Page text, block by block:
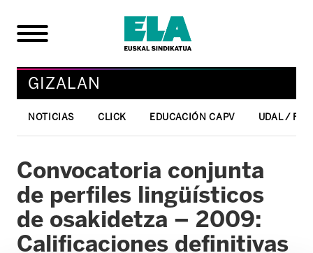
GIZALAN
NOTICIAS CLICK EDUCACIÓN CAPV UDAL /
Convocatoria conjunta
de perfiles lingüísticos
de osakidetza – 2009:
Calificaciones definitivas